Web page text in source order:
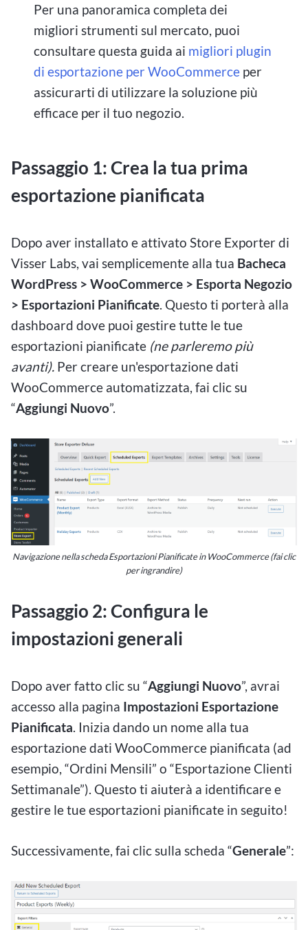
Per una panoramica completa dei
migliori strumenti sul mercato, puoi
consultare questa guida ai migliori plugin
di esportazione per WooCommerce per
assicurarti di utilizzare la soluzione più
efficace per il tuo negozio.
Passaggio 1: Crea la tua prima
esportazione pianificata
Dopo aver installato e attivato Store Exporter di
Visser Labs, vai semplicemente alla tua Bacheca
WordPress > WooCommerce > Esporta Negozio
> Esportazioni Pianificate. Questo ti porterà alla
dashboard dove puoi gestire tutte le tue
esportazioni pianificate (ne parleremo più
avanti). Per creare un'esportazione dati
WooCommerce automatizzata, fai clic su
“Aggiungi Nuovo”.
Navigazione nella scheda Esportazioni Pianificate in WooCommerce (fai clic
per ingrandire)
Passaggio 2: Configura le
impostazioni generali
Dopo aver fatto clic su “Aggiungi Nuovo”, avrai
accesso alla pagina Impostazioni Esportazione
Pianificata. Inizia dando un nome alla tua
esportazione dati WooCommerce pianificata (ad
esempio, “Ordini Mensili” o “Esportazione Clienti
Settimanale”). Questo ti aiuterà a identificare e
gestire le tue esportazioni pianificate in seguito!
Successivamente, fai clic sulla scheda “Generale”: